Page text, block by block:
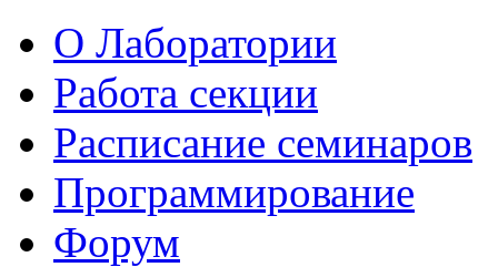
О Лаборатории
Работа секции
Расписание семинаров
Программирование
Форум